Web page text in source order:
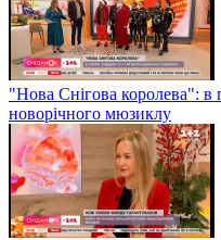
"Нова Снігова королева": в
новорічного мюзиклу